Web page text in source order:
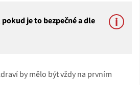
pokud je to bezpečné a dle
by mělo být vždy na prvním